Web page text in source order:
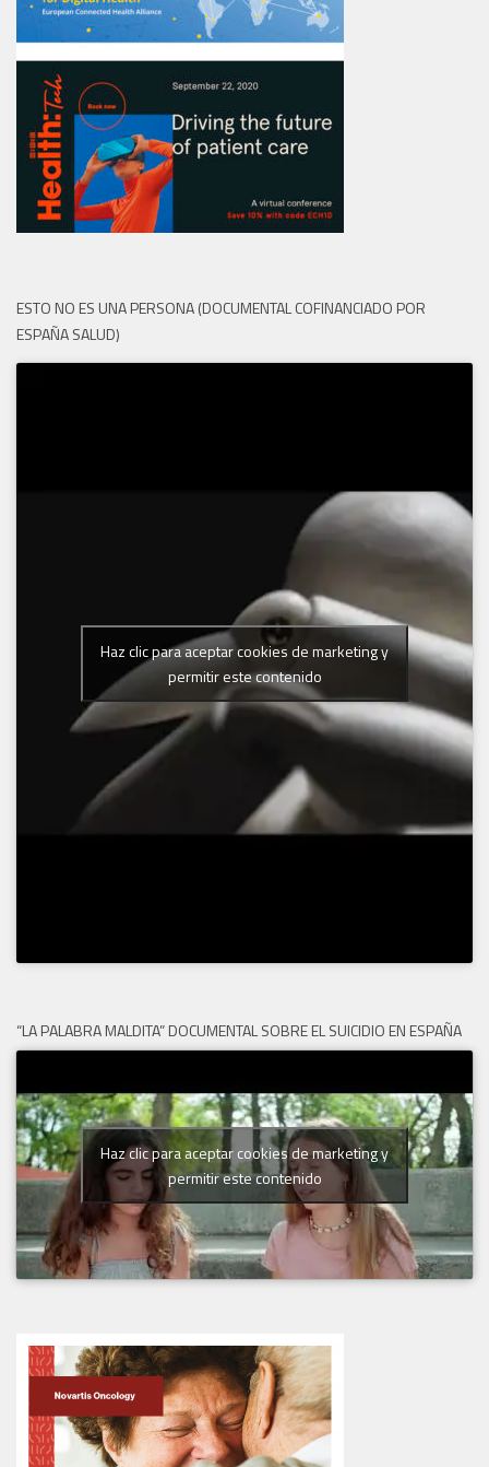
ESTO NO ES UNA PERSONA (DOCUMENTAL COFINANCIADO POR
ESPAÑA SALUD)
Haz clic para aceptar cookies de marketing y
permitir este contenido
“LA PALABRA MALDITA” DOCUMENTAL SOBRE EL SUICIDIO EN ESPAÑA
Haz clic para aceptar cookies de marketing y
permitir este contenido